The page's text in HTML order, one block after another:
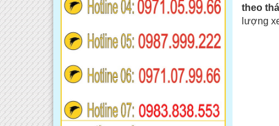
theo
lượng